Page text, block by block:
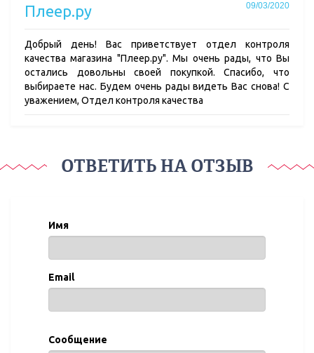
Плеер.ру 09/03/2020
Добрый день! Вас приветствует отдел контроля
качества магазина "Плеер.ру". Мы очень рады, что Вы
остались довольны своей покупкой. Спасибо, что
выбираете нас. Будем очень рады видеть Вас снова! С
уважением, Отдел контроля качества
ОТВЕТИТЬ НА ОТЗЫВ
Имя
Email
Сообщение